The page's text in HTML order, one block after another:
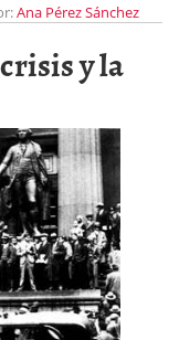
Ana Pérez Sánchez
y la